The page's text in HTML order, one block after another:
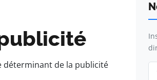
déterminant de la publicité